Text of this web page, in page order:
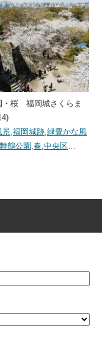
・桜 福岡城さくらま
景,福岡城跡,緑豊かな風
舞鶴公園 ,春,中央区…